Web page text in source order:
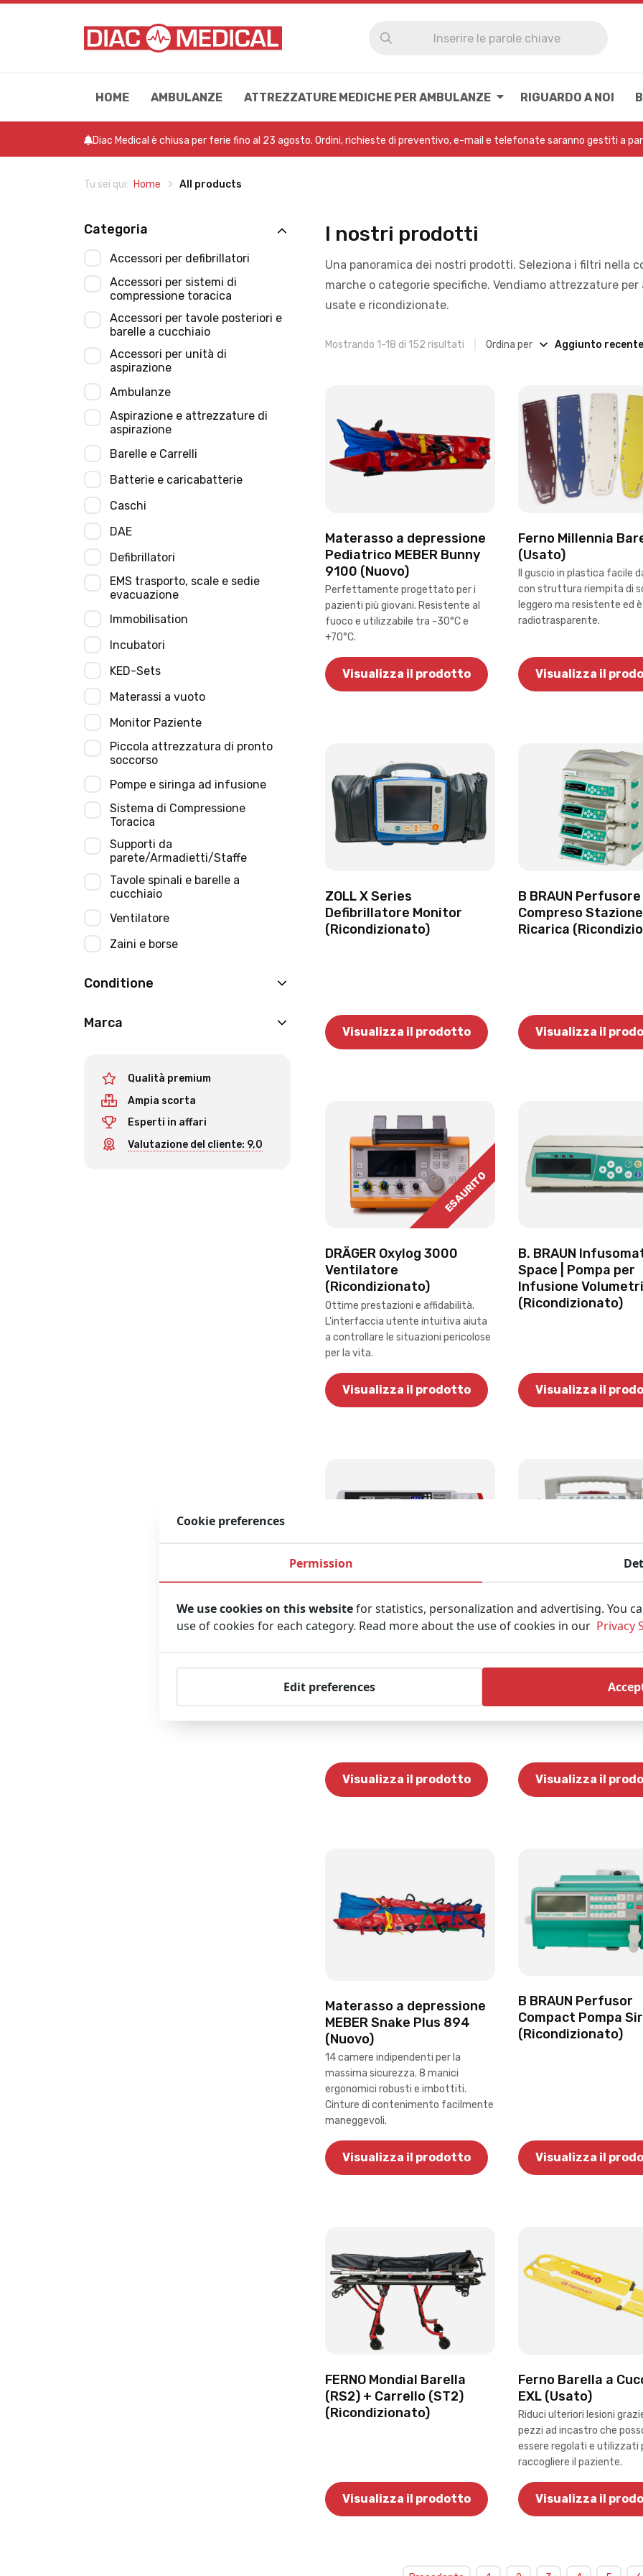
HOME AMBULANZE ATTREZZATURE MEDICHE PER AMBULANZE RIGUARDO A NOI
Diac Medical è chiusa per ferie fino al 23 agosto. Ordini, richieste di preventivo, e-mail e telefonate saranno gestiti a
Tu sei qui: Home All products
Categoria
Accessori per defibrillatori
Accessori per sistemi di
compressione toracica
Accessori per tavole posteriori e
barelle a cucchiaio
Accessori per unità di
aspirazione
Ambulanze
Aspirazione e attrezzature di
aspirazione
Barelle e Carrelli
Batterie e caricabatterie
Caschi
DAE
Defibrillatori
EMS trasporto, scale e sedie
evacuazione
Immobilisation
Incubatori
KED-Sets
Materassi a vuoto
Monitor Paziente
Piccola attrezzatura di pronto
soccorso
Pompe e siringa ad infusione
Sistema di Compressione
Toracica
Supporti da
parete/Armadietti/Staffe
Tavole spinali e barelle a
cucchiaio
Ventilatore
Zaini e borse
Conditione
Marca
Qualità premium
Ampia scorta
Esperti in affari
Valutazione del cliente: 9,0
I nostri prodotti
Una panoramica dei nostri prodotti. Seleziona i filtri nella
marche o categorie specifiche. Vendiamo attrezzature
usate e ricondizionate.
Mostrando 1-18 di 152 risultati Ordina per
Materasso a depressione
Pediatrico MEBER Bunny
9100 (Nuovo)
Perfettamente progettato per i
pazienti più giovani. Resistente al
fuoco e utilizzabile tra -30°C e
+70°C.
Visualizza il prodotto
Ferno Millennia
(Usato)
Il guscio in plastica facile
con struttura riempita di
leggero ma resistente ed è
radiotrasparente.
Visualizza il
ZOLL X Series
Defibrillatore Monitor
(Ricondizionato)
Visualizza il prodotto
B BRAUN Perfusore
Compreso Stazione
Ricarica
Visualizza il
ESAURITO
DRÄGER Oxylog 3000
Ventilatore
(Ricondizionato)
Ottime prestazioni e affidabilità.
L'interfaccia utente intuitiva aiuta
a controllare le situazioni pericolose
per la vita.
Visualizza il prodotto
B. BRAUN
Space | Pompa per
Infusione
(Ricondizionato)
Visualizza il
WEINMANN Medumat
Trasporto
da usare e una batteria con 7,5 ore
Visualizza il prodotto
WEINMANN Accuvac
Rescue Aspiratore
affidabile con una grande
Visualizza il
Materasso a depressione
MEBER Snake Plus 894
(Nuovo)
14 camere indipendenti per la
massima sicurezza. 8 manici
ergonomici robusti e imbottiti.
Cinture di contenimento facilmente
maneggevoli.
Visualizza il prodotto
B BRAUN Perfusor
Compact Pompa
(Ricondizionato)
Visualizza il
FERNO Mondial Barella
(RS2) + Carrello (ST2)
(Ricondizionato)
Visualizza il prodotto
Ferno Barella a
EXL (Usato)
Riduci ulteriori lesioni
pezzi ad incastro che
essere regolati e utilizzati
raccogliere il paziente.
Visualizza il
Cookie preferences
Permission
We use cookies on this websitefor statistics, personalization and advertising. You
use of cookies for each category. Read more about the use of cookies in our Privacy
Edit preferences